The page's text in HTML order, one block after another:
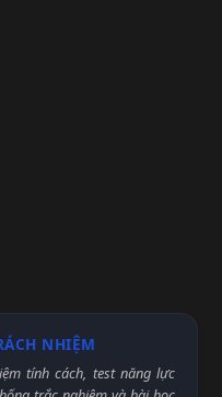
NHIỆM
tính cách, test năng lực